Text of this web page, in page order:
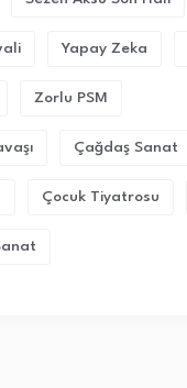
Yapay Zeka
Zorlu PSM
Çağdaş Sanat
Çocuk Tiyatrosu